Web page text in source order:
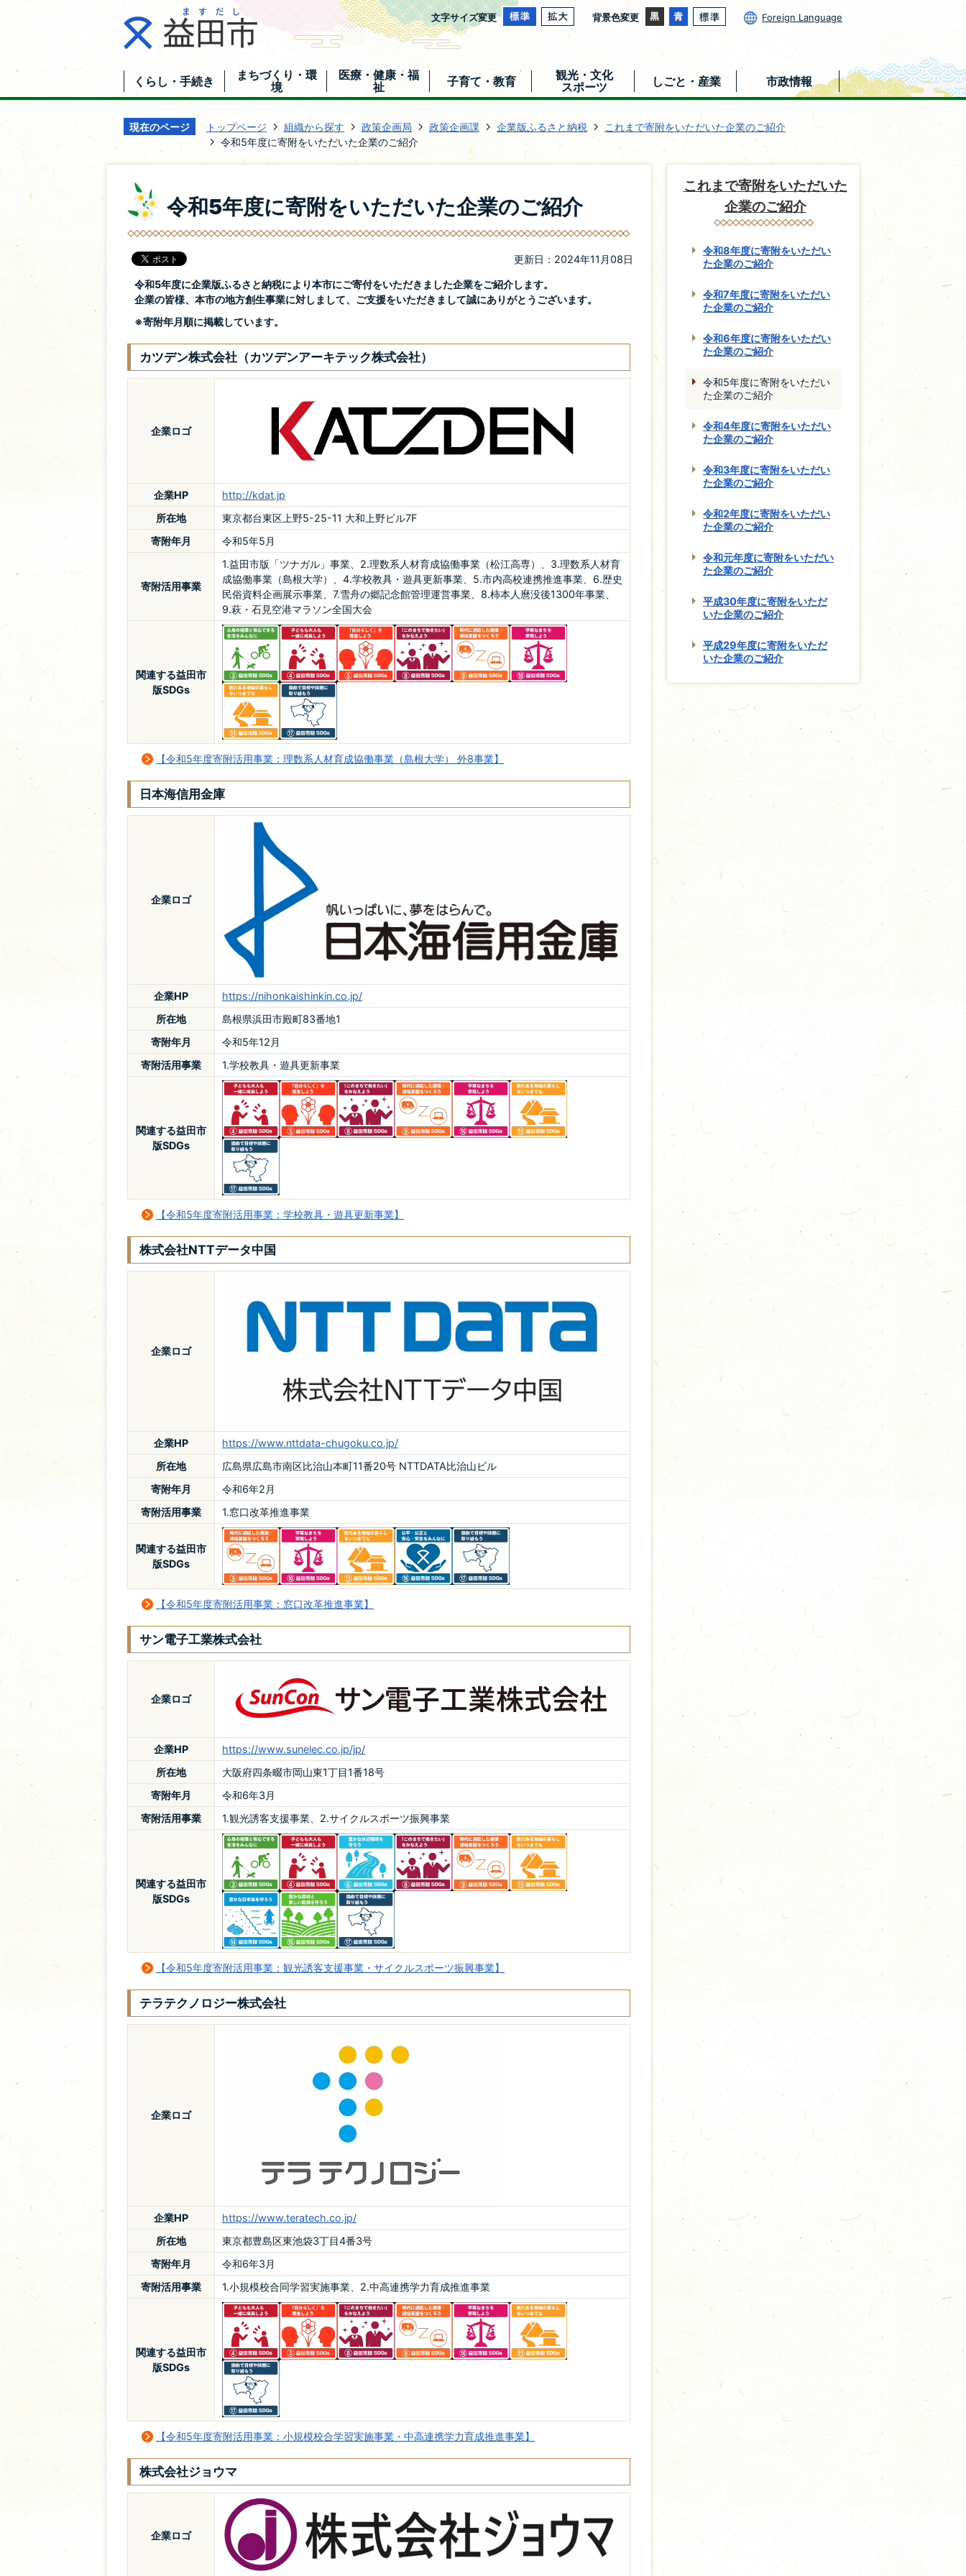
文字サイズ変更 背景色変更 Foreign Language
くらし・手続き
まちづくり・環
境
医療・健康・福
祉
子育て・教育
観光・文化
スポーツ
しごと・産業 市政情報
現在のページ トップページ 組織から探す 政策企画局 政策企画課 企業版ふるさと納税
これまで寄附をいただいた企業のご紹介
令和5年度に寄附をいただいた企業のご紹介
令和5年度に寄附をいただいた企業のご紹介
更新日：2024年11月08日
令和5年度に企業版ふるさと納税により本市にご寄付をいただきました企業をご紹介します。
企業の皆様、本市の地方創生事業に対しまして、ご支援をいただきまして誠にありがとうございます。
※寄附年月順に掲載しています。
カツデン株式会社（カツデンアーキテック株式会社）
企業ロゴ
企業HP
http://kdat.jp
所在地
東京都台東区上野5-25-11 大和上野ビル7F
寄附年月
令和5年5月
寄附活用事業
1.益田市版「ツナガル」事業、2.理数系人材育成協働事業（松江高専）、3.理数系人材育
成協働事業（島根大学）、4.学校教具・遊具更新事業、5.市内高校連携推進事業、6.歴史
民俗資料企画展示事業、7.雪舟の郷記念館管理運営事業、8.柿本人麿没後1300年事業、
9.萩・石見空港マラソン全国大会
関連する益田市
版SDGs
【令和5年度寄附活用事業：理数系人材育成協働事業（島根大学） 外8事業】
日本海信用金庫
企業ロゴ
企業HP
https://nihonkaishinkin.co.jp/
所在地
島根県浜田市殿町83番地1
寄附年月
令和5年12月
寄附活用事業
1.学校教具・遊具更新事業
関連する益田市
版SDGs
【令和5年度寄附活用事業：学校教具・遊具更新事業】
株式会社NTTデータ中国
企業ロゴ
企業HP
https://www.nttdata-chugoku.co.jp/
所在地
広島県広島市南区比治山本町11番20号 NTTDATA比治山ビル
寄附年月
令和6年2月
寄附活用事業
1.窓口改革推進事業
関連する益田市
版SDGs
【令和5年度寄附活用事業：窓口改革推進事業】
サン電子工業株式会社
企業ロゴ
企業HP
https://www.sunelec.co.jp/jp/
所在地
大阪府四条畷市岡山東1丁目1番18号
寄附年月
令和6年3月
寄附活用事業
1.観光誘客支援事業、2.サイクルスポーツ振興事業
関連する益田市
版SDGs
【令和5年度寄附活用事業：観光誘客支援事業・サイクルスポーツ振興事業】
テラテクノロジー株式会社
企業ロゴ
企業HP
https://www.teratech.co.jp/
所在地
東京都豊島区東池袋3丁目4番3号
寄附年月
令和6年3月
寄附活用事業
1.小規模校合同学習実施事業、2.中高連携学力育成推進事業
関連する益田市
版SDGs
【令和5年度寄附活用事業：小規模校合学習実施事業・中高連携学力育成推進事業】
株式会社ジョウマ
企業ロゴ
これまで寄附をいただいた
企業のご紹介
令和8年度に寄附をいただい
た企業のご紹介
令和7年度に寄附をいただい
た企業のご紹介
令和6年度に寄附をいただい
た企業のご紹介
令和5年度に寄附をいただい
た企業のご紹介
令和4年度に寄附をいただい
た企業のご紹介
令和3年度に寄附をいただい
た企業のご紹介
令和2年度に寄附をいただい
た企業のご紹介
令和元年度に寄附をいただい
た企業のご紹介
平成30年度に寄附をいただ
いた企業のご紹介
平成29年度に寄附をいただ
いた企業のご紹介